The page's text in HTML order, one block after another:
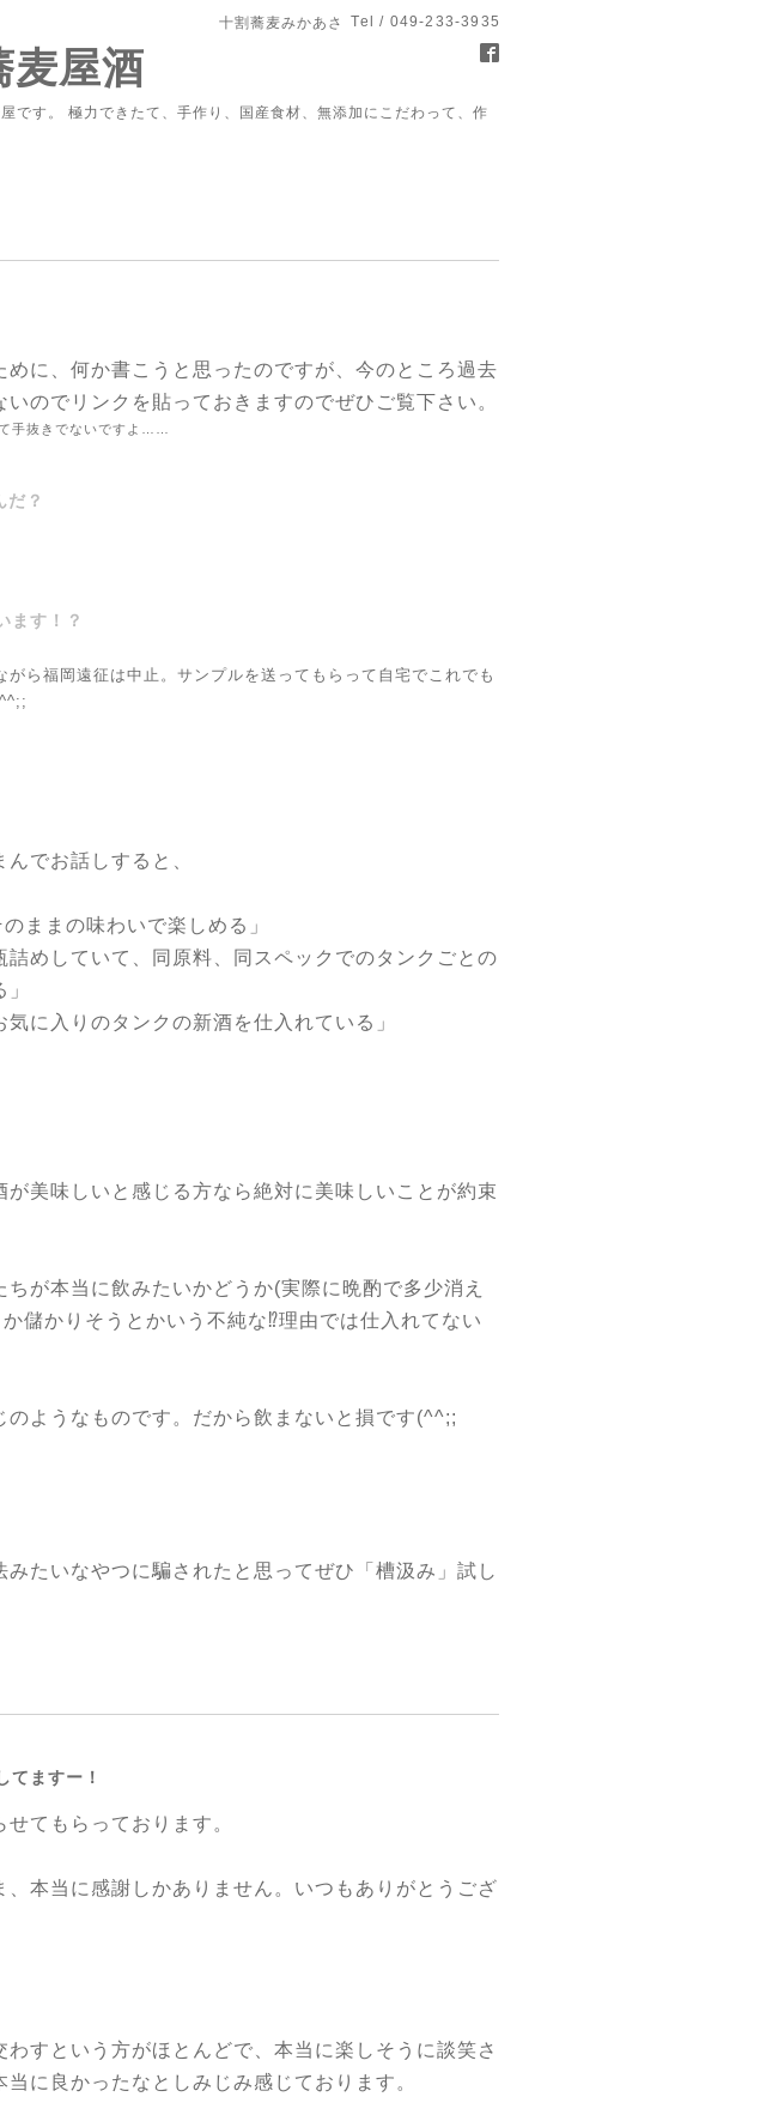
十割蕎麦みかあさ Tel / 049-233-3935
麦屋酒
です。 極力できたて、手作り、国産食材、無添加にこだわって、作
に、何か書こうと思ったのですが、今のところ過去
のでリンクを貼っておきますのでぜひご覧下さい。
手抜きでないですよ……
だ？
ます！？
ら福岡遠征は中止。サンプルを送ってもらって自宅でこれでも
でお話しすると、
ままの味わいで楽しめる」
詰めしていて、同原料、同スペックでのタンクごとの
気に入りのタンクの新酒を仕入れている」
が美味しいと感じる方なら絶対に美味しいことが約束
が本当に飲みたいかどうか(実際に晩酌で多少消え
儲かりそうとかいう不純な⁉︎理由では仕入れてない
のようなものです。だから飲まないと損です(^^;;
たいなやつに騙されたと思ってぜひ「槽汲み」試し
てますー！
てもらっております。
本当に感謝しかありません。いつもありがとうござ
すという方がほとんどで、本当に楽しそうに談笑さ
に良かったなとしみじみ感じております。